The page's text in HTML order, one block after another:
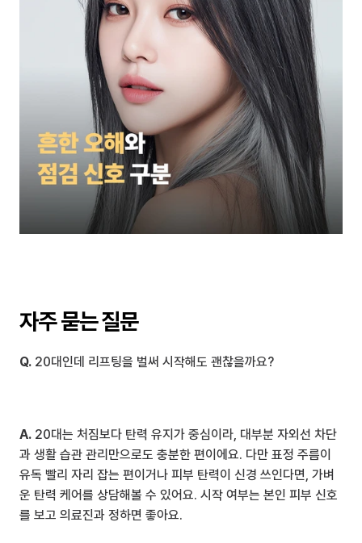
자주 묻는 질문
Q. 20대인데 리프팅을 벌써 시작해도 괜찮을까요?
A. 20대는 처짐보다 탄력 유지가 중심이라, 대부분 자외선 차단
과 생활 습관 관리만으로도 충분한 편이에요. 다만 표정 주름이
유독 빨리 자리 잡는 편이거나 피부 탄력이 신경 쓰인다면, 가벼
운 탄력 케어를 상담해볼 수 있어요. 시작 여부는 본인 피부 신호
를 보고 의료진과 정하면 좋아요.